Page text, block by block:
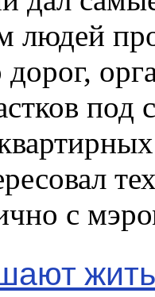
людей
дорог,
под
с